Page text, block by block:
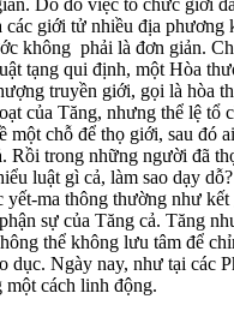
Do đó việc tổ chức
giới tử nhiều địa
không phải là đơn giản.
tạng qui định, một Hòa
truyền giới, gọi là hòa
của Tăng, nhưng thể lệ
chỗ để thọ giới, sau
trong những người đã
luật gì cả, làm sao dạy
ma thông thường như
sự của Tăng cả. Tăng
thể không lưu tâm để
Ngày nay, như tại
một cách linh động.